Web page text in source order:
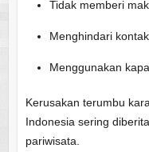
Tidak memberi
Menghindari
Menggunakan
Kerusakan terumbu
Indonesia sering
pariwisata.